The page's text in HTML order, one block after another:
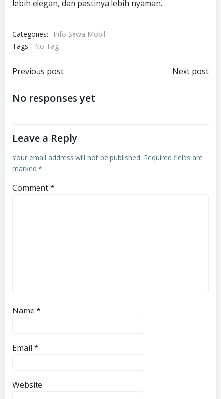
lebih elegan, dan pastinya lebih nyaman.
Categories:
Info Sewa Mobil
Tags:
No Tag
Post
navigation
Previous post Next post
No responses yet
Leave a Reply
Your email address will not be published. Required fields are
marked *
Comment*
Name *
Email *
Website